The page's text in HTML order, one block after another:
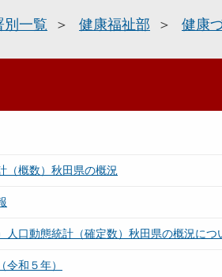
別一覧 健康福祉部 健康
（概数）秋田県の概況
人口動態統計（確定数）秋田県の概況につ
和５年）